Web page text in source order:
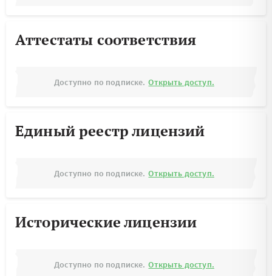
Аттестаты соответствия
Доступно по подписке. Открыть доступ.
Единый реестр лицензий
Доступно по подписке. Открыть доступ.
Исторические лицензии
Доступно по подписке. Открыть доступ.